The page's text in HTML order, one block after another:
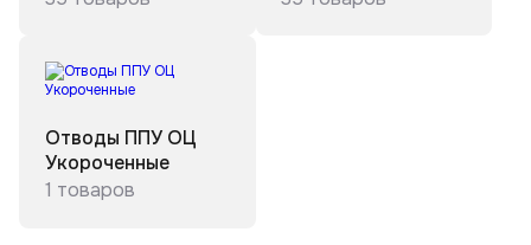
Отводы ППУ ОЦ
Укороченные
1 товаров